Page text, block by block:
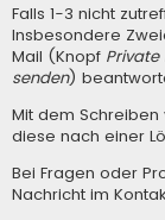
Falls 1-3 nicht
Insbesondere
Mail (Knopf
senden)
Mit dem
diese nach einer
Bei Fragen oder
Nachricht im